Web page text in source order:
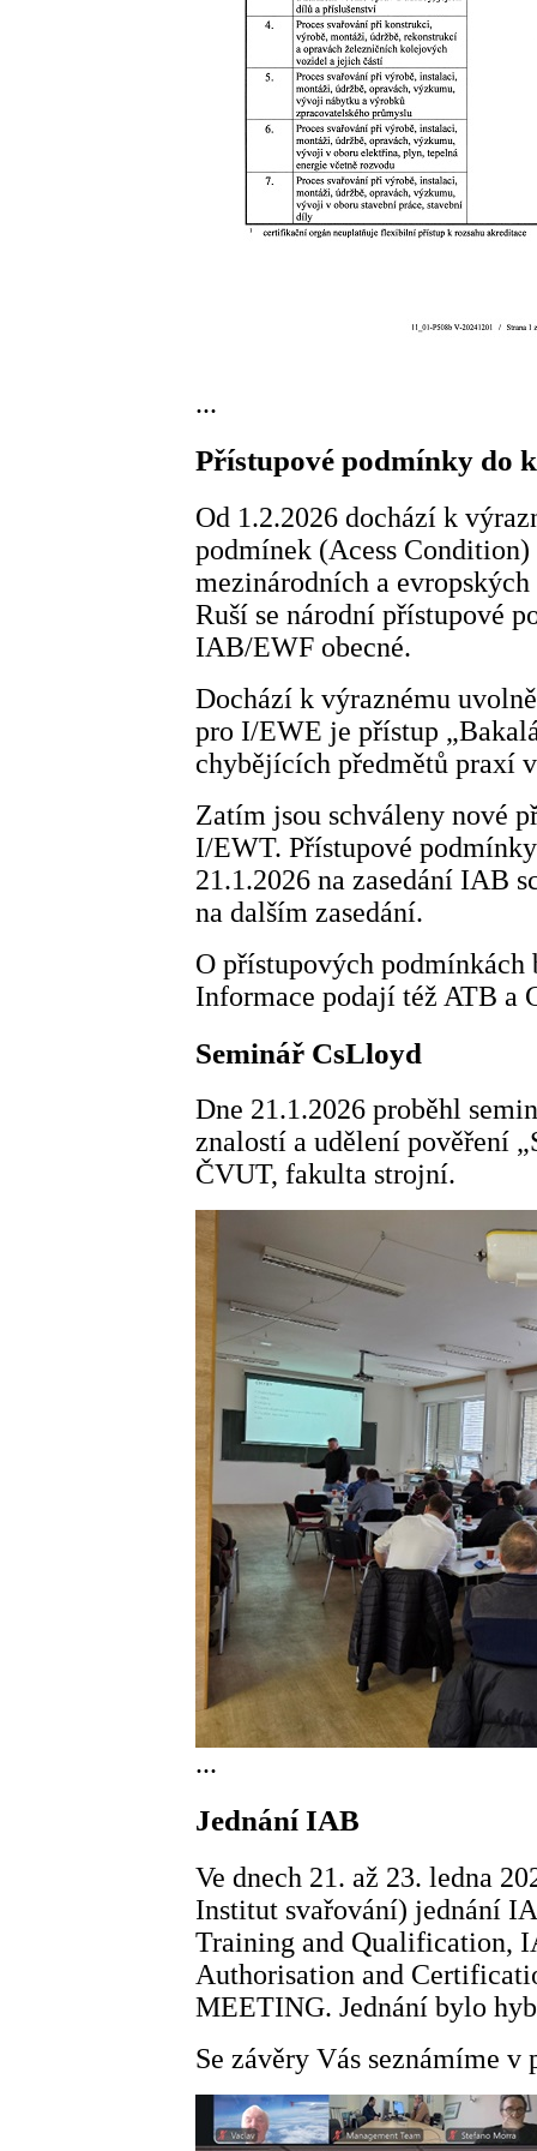
...
Přístupové podmínky do
Od 1.2.2026 dochází k
podmínek (Acess
mezinárodních a
Ruší se národní přístupové
IAB/EWF obecné.
Dochází k výraznému
pro I/EWE je přístup
chybějících předmětů praxí
Zatím jsou schváleny nové
I/EWT. Přístupové
21.1.2026 na zasedání IAB
na dalším zasedání.
O přístupových
Informace podají též ATB a
Seminář CsLloyd
Dne 21.1.2026 proběhl
znalostí a udělení pověření
ČVUT, fakulta strojní.
...
Jednání IAB
Ve dnech 21. až 23. ledna
Institut svařování) jednání
Training and Qualification,
Authorisation and
MEETING. Jednání bylo
Se závěry Vás seznámíme